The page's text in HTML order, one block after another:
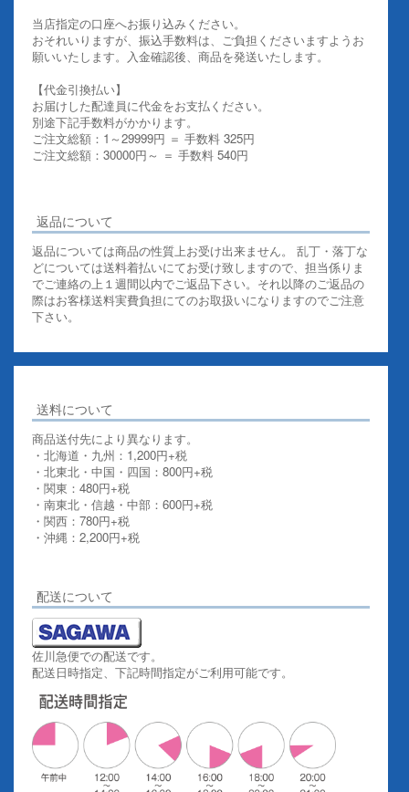
当店指定の口座へお振り込みください。
おそれいりますが、振込手数料は、ご負担くださいますようお
願いいたします。入金確認後、商品を発送いたします。
【代金引換払い】
お届けした配達員に代金をお支払ください。
別途下記手数料がかかります。
ご注文総額：1～29999円 ＝ 手数料 325円
ご注文総額：30000円～ ＝ 手数料 540円
返品について
返品については商品の性質上お受け出来ません。 乱丁・落丁な
どについては送料着払いにてお受け致しますので、担当係りま
でご連絡の上１週間以内でご返品下さい。それ以降のご返品の
際はお客様送料実費負担にてのお取扱いになりますのでご注意
下さい。
送料について
商品送付先により異なります。
・北海道・九州：1,200円+税
・北東北・中国・四国：800円+税
・関東：480円+税
・南東北・信越・中部：600円+税
・関西：780円+税
・沖縄：2,200円+税
配送について
佐川急便での配送です。
配送日時指定、下記時間指定がご利用可能です。